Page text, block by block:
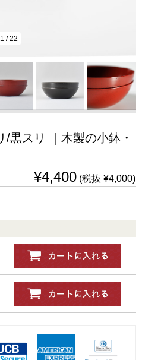
1 /22
黒スリ ｜木製の小鉢・
¥4,400 (税抜 ¥4,000)